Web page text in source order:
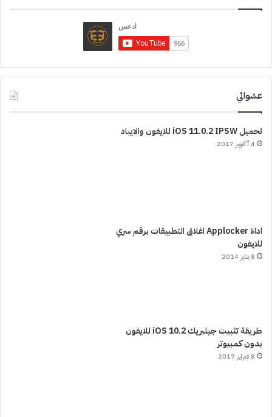
عشوائي
تحميل iOS 11.0.2 IPSW للايفون والايباد
4 أكتوبر 2017
اداة Applocker اغلاق التطبيقات برقم سري
للايفون
8 يناير 2014
طريقة تثبيت جيلبريك iOS 10.2 للايفون
بدون كمبيوتر
8 فبراير 2017